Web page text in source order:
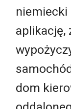
niemiecki
aplikację,
dom